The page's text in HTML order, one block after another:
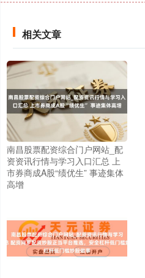
相关文章
南昌股票配资综合门户网站_配
资资讯行情与学习入口汇总 上
市券商成A股“绩优生” 事迹集体
高增